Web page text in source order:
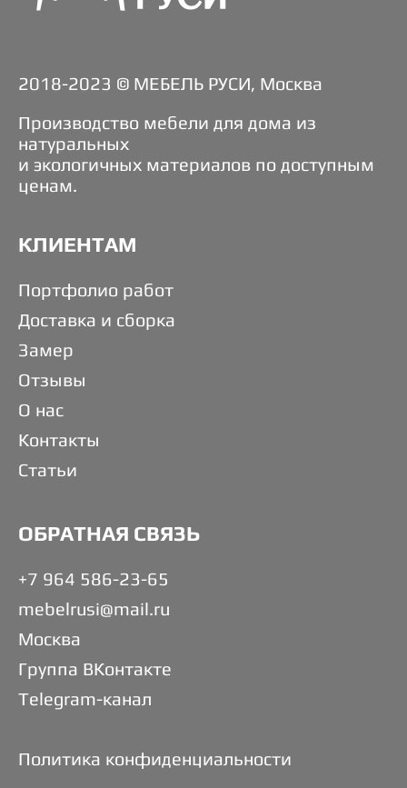
2018-2023 © МЕБЕЛЬ РУСИ, Москва
Производство мебели для дома из
натуральных
и экологичных материалов по доступным
ценам.
КЛИЕНТАМ
Портфолио работ
Доставка и сборка
Замер
Отзывы
О нас
Контакты
Статьи
ОБРАТНАЯ СВЯЗЬ
+7 964 586-23-65
mebelrusi@mail.ru
Москва
Группа ВКонтакте
Telegram-канал
Политика конфиденциальности